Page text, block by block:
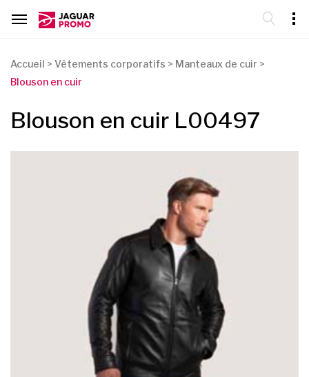
Accueil > Vêtements corporatifs > Manteaux de cuir >
Blouson en cuir
Blouson en cuir L00497